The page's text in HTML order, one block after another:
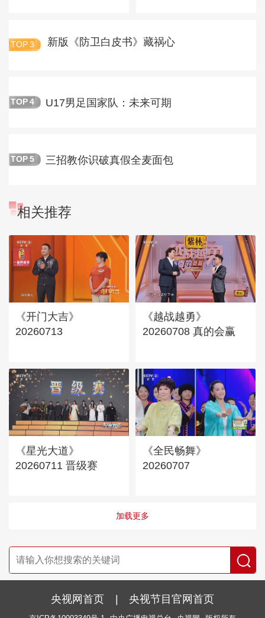
TOP 3 新版《防卫白皮书》藏祸心
TOP 4 U17男足国家队：未来可期
TOP 5 三招教你识破真假全麦面包
相关推荐
《开门大吉》
20260713
《越战越勇》
20260708 真的会赢
《星光大道》
20260711 晋级赛
《全民畅舞》
20260707
加载更多
央视网首页 | 央视节目官网首页